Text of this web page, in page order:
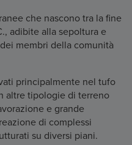
che nascono tra la fine
adibite alla sepoltura e
membri della comunità
principalmente nel tufo
altre tipologie di terreno
e grande
di complessi
su diversi piani.